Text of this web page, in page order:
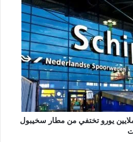
هواتف ذكية بقيمة 5 ملايين يورو تختفي من مطار سخيبول